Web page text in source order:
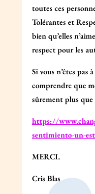
toutes ces
Tolérantes et
bien qu’elles
respect pour les
Si vous n’êtes pas
comprendre que
sûrement plus
https://
sentimiento-un-
MERCI.
Cris Blas